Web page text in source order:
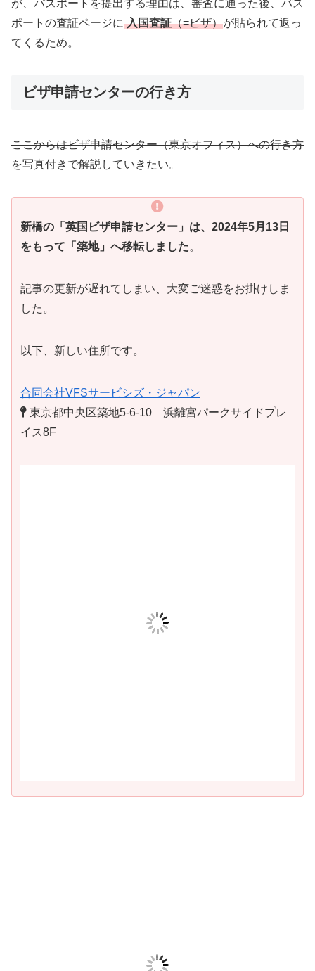
が、パスポートを提出する理由は、審査に通った後、パス
ポートの査証ページに 入国査証（=ビザ）が貼られて返っ
てくるため。
ビザ申請センターの行き方
ここからはビザ申請センター（東京オフィス）への行き方
を写真付きで解説していきたい。
新橋の「英国ビザ申請センター」は、2024年5月13日
をもって「築地」へ移転しました。
記事の更新が遅れてしまい、大変ご迷惑をお掛けしま
した。
以下、新しい住所です。
合同会社VFSサービシズ・ジャパン
東京都中央区築地5-6-10 浜離宮パークサイドプレ
イス8F